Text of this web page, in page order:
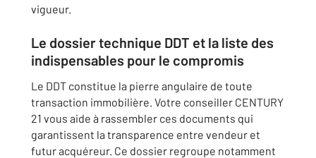
vigueur.
Le dossier technique DDT et la liste des
indispensables pour le compromis
Le DDT constitue la pierre angulaire de toute
transaction immobilière. Votre conseiller CENTURY
21 vous aide à rassembler ces documents qui
garantissent la transparence entre vendeur et
futur acquéreur. Ce dossier regroupe notamment